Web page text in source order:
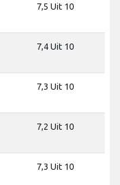
7,5 Uit 10
7,4 Uit 10
7,3 Uit 10
7,2 Uit 10
7,3 Uit 10